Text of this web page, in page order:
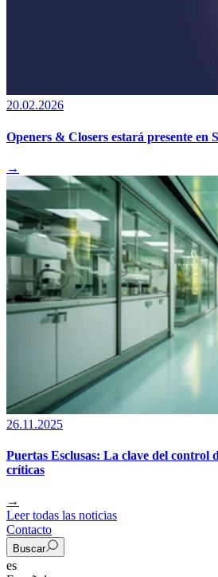
20.02.2026
Openers & Closers estará presente en
→
26.11.2025
Puertas Esclusas: La clave del control
críticas
→
Leer todas las noticias
Contacto
Buscar
es